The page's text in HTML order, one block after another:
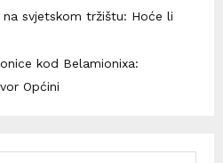
svjetskom tržištu: Hoće li
kod Belamionixa:
Općini